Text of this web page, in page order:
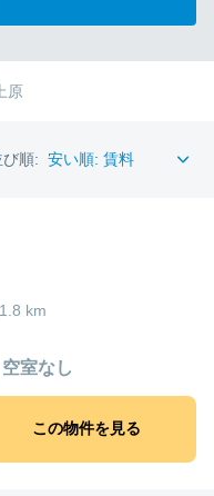
原
び順:
km
空室なし
この物件を見る